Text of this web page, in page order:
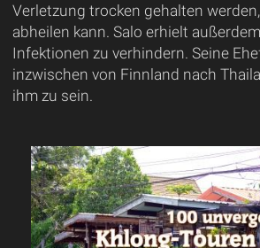
Verletzung trocken gehalten
abheilen kann. Salo erhielt
Infektionen zu verhindern. Seine
inzwischen von Finnland nach
ihm zu sein.